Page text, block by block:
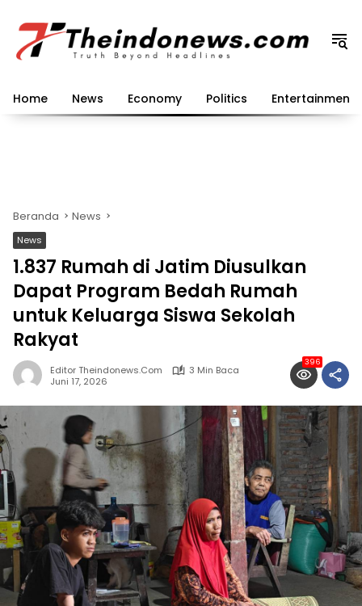
konten
Home News Economy Politics Entertainment
Beranda News
News
1.837 Rumah di Jatim Diusulkan
Dapat Program Bedah Rumah
untuk Keluarga Siswa Sekolah
Rakyat
Editor Theindonews.com
3 Min Baca
Juni 17, 2026
396